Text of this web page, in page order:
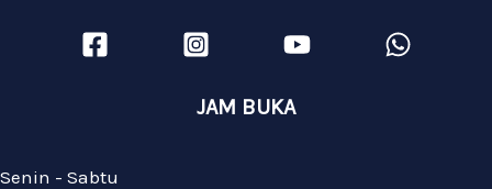
JAM BUKA
Senin - Sabtu